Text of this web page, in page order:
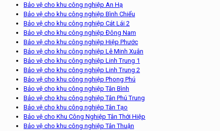
Bảo vệ cho khu công nghiệp An Hạ
Bảo vệ cho khu công nghiệp Bình Chiểu
Bảo vệ cho khu công nghiệp Cát Lái 2
Bảo vệ cho khu công nghiệp Đông Nam
Bảo vệ cho khu công nghiệp Hiệp Phước
Bảo vệ cho khu công nghiệp Lê Minh Xuân
Bảo vệ cho khu công nghiệp Linh Trung 1
Bảo vệ cho khu công nghiệp Linh Trung 2
Bảo vệ cho khu công nghiệp Phong Phú
Bảo vệ cho khu công nghiệp Tân Bình
Bảo vệ cho khu công nghiệp Tân Phú Trung
Bảo vệ cho khu công nghiệp Tân Tạo
Bảo vệ cho Khu Công Nghiệp Tân Thới Hiệp
Bảo vệ cho khu công nghiệp Tân Thuận